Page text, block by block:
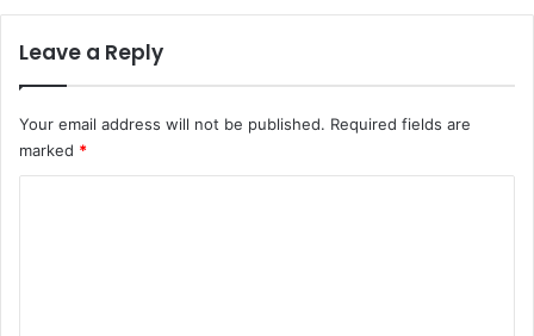
Leave a Reply
Your email address will not be published. Required fields are
marked *